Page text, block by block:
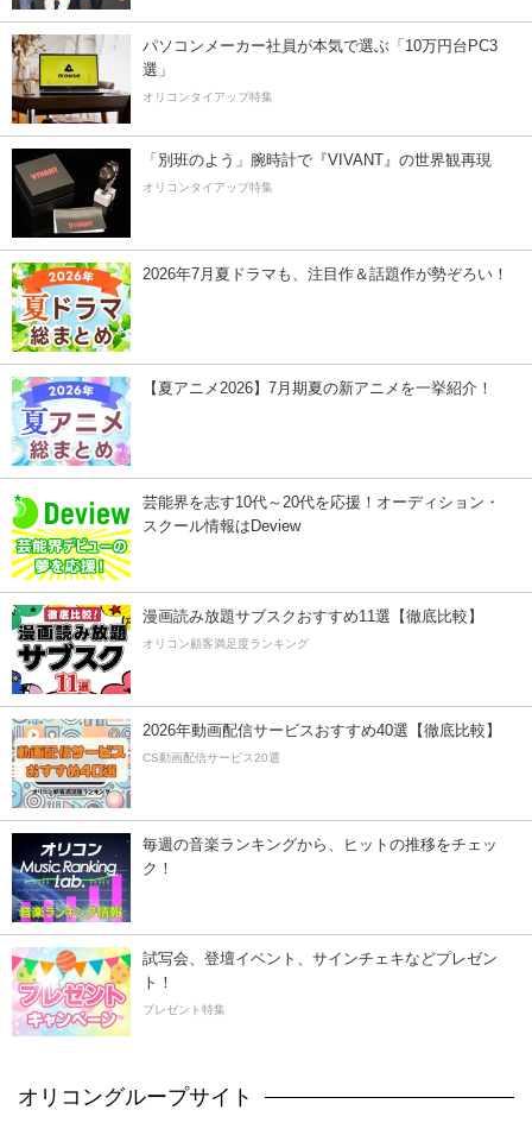
パソコンメーカー社員が本気で選ぶ「10万円台PC3
選」
オリコンタイアップ特集
「別班のよう」腕時計で『VIVANT』の世界観再現
オリコンタイアップ特集
2026年7月夏ドラマも、注目作＆話題作が勢ぞろい！
【夏アニメ2026】7月期夏の新アニメを一挙紹介！
芸能界を志す10代～20代を応援！オーディション・
スクール情報はDeview
漫画読み放題サブスクおすすめ11選【徹底比較】
オリコン顧客満足度ランキング
2026年動画配信サービスおすすめ40選【徹底比較】
CS動画配信サービス20選
毎週の音楽ランキングから、ヒットの推移をチェッ
ク！
試写会、登壇イベント、サインチェキなどプレゼン
ト！
プレゼント特集
オリコングループサイト